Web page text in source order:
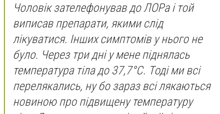
Чоловік зателефонував до ЛОРа і той
виписав препарати, якими слід
лікуватися. Інших симптомів у нього не
було. Через три дні у мене піднялась
температура тіла до 37,7°С. Тоді ми всі
перелякались, ну бо зараз всі лякаються
новиною про підвищену температуру